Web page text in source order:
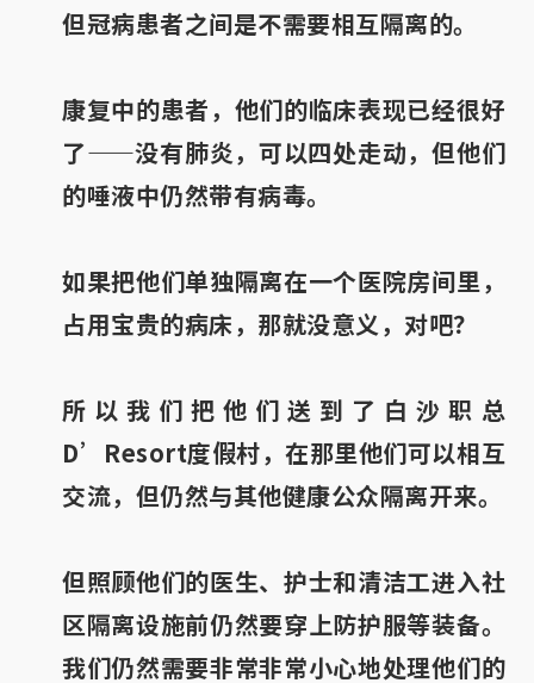
但冠病患者之间是不需要相互隔离的。
康复中的患者，他们的临床表现已经很好
了——没有肺炎，可以四处走动，但他们
的唾液中仍然带有病毒。
如果把他们单独隔离在一个医院房间里，
占用宝贵的病床，那就没意义，对吧？
所以我们把他们送到了白沙职总
D’Resort度假村，在那里他们可以相互
交流，但仍然与其他健康公众隔离开来。
但照顾他们的医生、护士和清洁工进入社
区隔离设施前仍然要穿上防护服等装备。
我们仍然需要非常非常小心地处理他们的